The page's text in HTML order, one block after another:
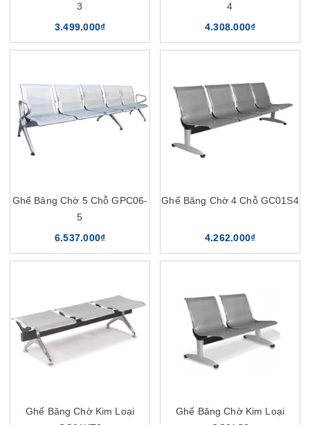
3
3.499.000₫
4
4.308.000₫
Ghế Băng Chờ 5 Chỗ GPC06-
5
6.537.000₫
Ghế Băng Chờ 4 Chỗ GC01S4
4.262.000₫
Ghế Băng Chờ Kim Loại
Ghế Băng Chờ Kim Loại